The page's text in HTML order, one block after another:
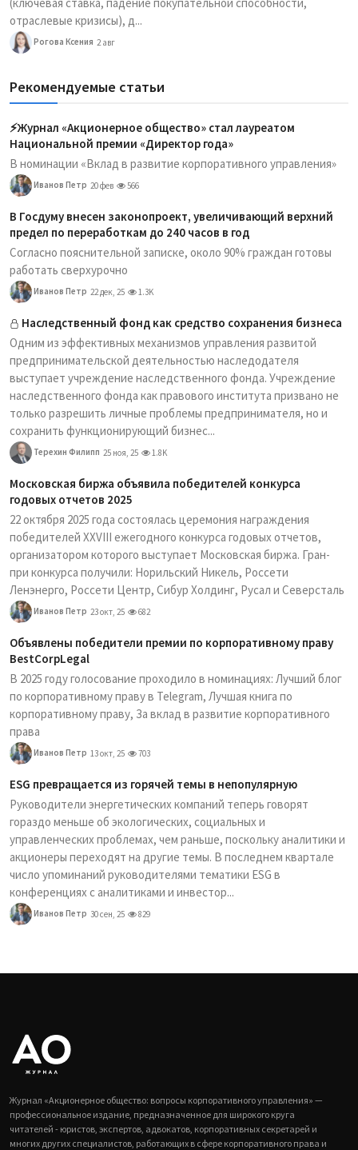
отраслевые кризисы), д...
Рогова Ксения 2 авг
Рекомендуемые статьи
⚡️Журнал «Акционерное общество» стал лауреатом
Национальной премии «Директор года»
В номинации «Вклад в развитие корпоративного управления»
Иванов Петр 20 фев 566
В Госдуму внесен законопроект, увеличивающий верхний
предел по переработкам до 240 часов в год
Согласно пояснительной записке, около 90% граждан готовы
работать сверхурочно
Иванов Петр 22 дек, 25 1.3K
Наследственный фонд как средство сохранения бизнеса
Одним из эффективных механизмов управления развитой
предпринимательской деятельностью наследодателя
выступает учреждение наследственного фонда. Учреждение
наследственного фонда как правового института призвано не
только разрешить личные проблемы предпринимателя, но и
сохранить функционирующий бизнес...
Терехин Филипп 25 ноя, 25 1.8K
Московская биржа объявила победителей конкурса
годовых отчетов 2025
22 октября 2025 года состоялась церемония награждения
победителей XXVIII ежегодного конкурса годовых отчетов,
организатором которого выступает Московская биржа. Гран-
при конкурса получили: Норильский Никель, Россети
Ленэнерго, Россети Центр, Сибур Холдинг, Русал и Северсталь
Иванов Петр 23 окт, 25 682
Объявлены победители премии по корпоративному праву
BestCorpLegal
В 2025 году голосование проходило в номинациях: Лучший блог
по корпоративному праву в Telegram, Лучшая книга по
корпоративному праву, За вклад в развитие корпоративного
права
Иванов Петр 13 окт, 25 703
ESG превращается из горячей темы в непопулярную
Руководители энергетических компаний теперь говорят
гораздо меньше об экологических, социальных и
управленческих проблемах, чем раньше, поскольку аналитики и
акционеры переходят на другие темы. В последнем квартале
число упоминаний руководителями тематики ESG в
конференциях с аналитиками и инвестор...
Иванов Петр 30 сен, 25 829
Журнал «Акционерное общество: вопросы корпоративного управления» —
профессиональное издание, предназначенное для широкого круга
читателей - юристов, экспертов, адвокатов, корпоративных секретарей и
многих других специалистов, работающих в сфере корпоративного права и